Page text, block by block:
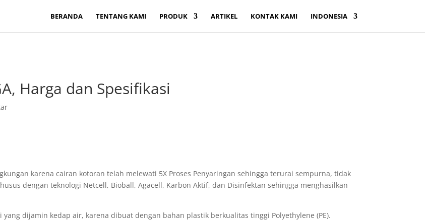
BERANDA TENTANG KAMI PRODUK ARTIKEL KONTAK KAMI INDONESIA
Harga dan Spesifikasi
karena cairan kotoran telah melewati 5X Proses Penyaringan sehingga terurai sempurna, tidak
dengan teknologi Netcell, Bioball, Agacell, Karbon Aktif, dan Disinfektan sehingga menghasilkan
dijamin kedap air, karena dibuat dengan bahan plastik berkualitas tinggi Polyethylene (PE).